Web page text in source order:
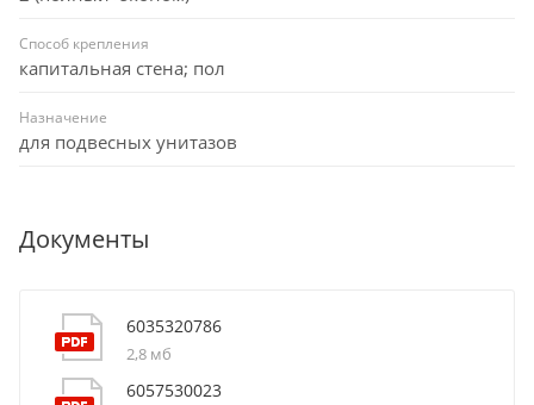
Способ крепления
капитальная стена; пол
Назначение
для подвесных унитазов
Документы
6035320786
2,8 мб
6057530023